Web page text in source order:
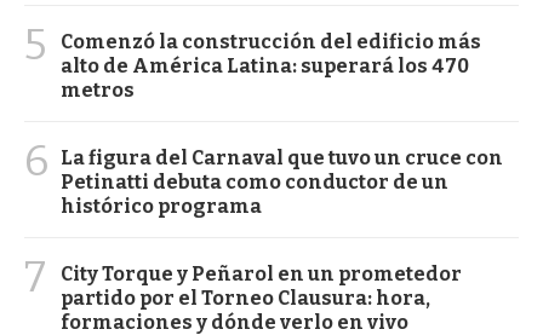
5
Comenzó la construcción del edificio más
alto de América Latina: superará los 470
metros
6
La figura del Carnaval que tuvo un cruce con
Petinatti debuta como conductor de un
histórico programa
7
City Torque y Peñarol en un prometedor
partido por el Torneo Clausura: hora,
formaciones y dónde verlo en vivo